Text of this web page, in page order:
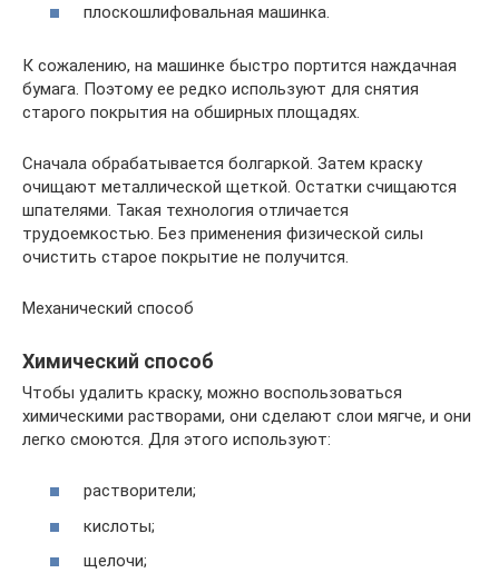
плоскошлифовальная машинка.
К сожалению, на машинке быстро портится наждачная
бумага. Поэтому ее редко используют для снятия
старого покрытия на обширных площадях.
Сначала обрабатывается болгаркой. Затем краску
очищают металлической щеткой. Остатки счищаются
шпателями. Такая технология отличается
трудоемкостью. Без применения физической силы
очистить старое покрытие не получится.
Механический способ
Химический способ
Чтобы удалить краску, можно воспользоваться
химическими растворами, они сделают слои мягче, и они
легко смоются. Для этого используют:
растворители;
кислоты;
щелочи;